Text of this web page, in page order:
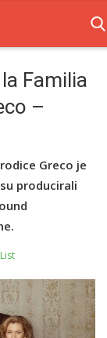
Familia
–
Greco je
producirali